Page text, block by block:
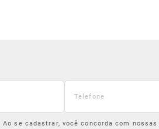
Ao se cadastrar, você concorda com nossas